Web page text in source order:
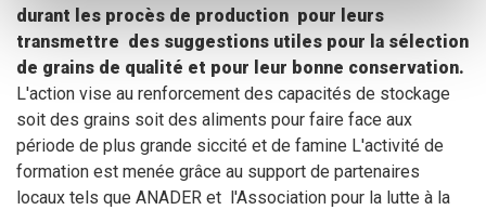
durant les procès de production pour leurs
transmettre des suggestions utiles pour la sélection
de grains de qualité et pour leur bonne conservation.
L'action vise au renforcement des capacités de stockage
soit des grains soit des aliments pour faire face aux
période de plus grande siccité et de famine L'activité de
formation est menée grâce au support de partenaires
locaux tels que ANADER et l'Association pour la lutte à la